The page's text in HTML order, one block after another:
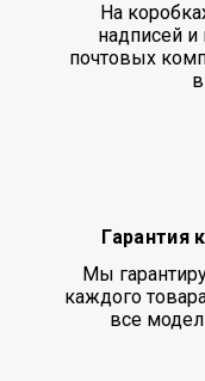
На
надписей
почтовых
Гарантия
Мы
каждого
все